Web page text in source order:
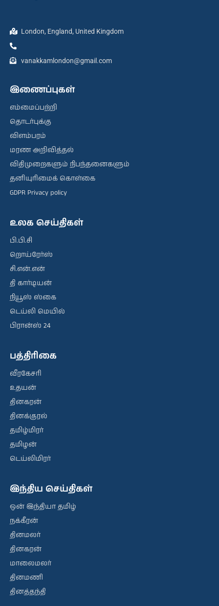
London, England, United Kingdom
vanakkamlondon@gmail.com
இணைப்புகள்
எம்மைப்பற்றி
தொடர்புக்கு
விளம்பரம்
மரண அறிவித்தல்
விதிமுறைகளும் நிபந்தனைகளும்
தனியுரிமைக் கொள்கை
GDPR Privacy policy
உலக செய்திகள்
பி.பி.சி
றொய்ரேர்ஸ்
சி.என்.என்
தி கார்டியன்
நியூஸ் ஸ்கை
டெய்லி மெயில்
பிரான்ஸ் 24
பத்திரிகை
வீரகேசரி
உதயன்
தினகரன்
தினக்குரல்
தமிழ்மிரர்
தமிழன்
டெய்லிமிரர்
இந்திய செய்திகள்
ஒன் இந்தியா தமிழ்
நக்கீரன்
தினமலர்
தினகரன்
மாலைமலர்
தினமணி
தினத்தந்தி